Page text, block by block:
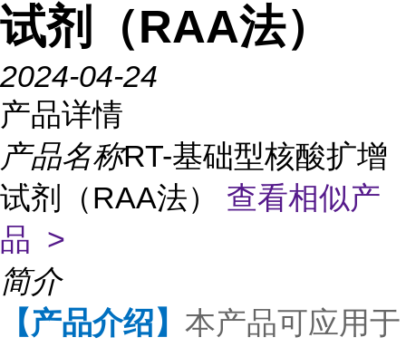
试剂（RAA法）
2024-04-24
产品详情
产品名称RT-基础型核酸扩增
试剂（RAA法） 查看相似产
品 >
简介
【产品介绍】 本产品可应用于